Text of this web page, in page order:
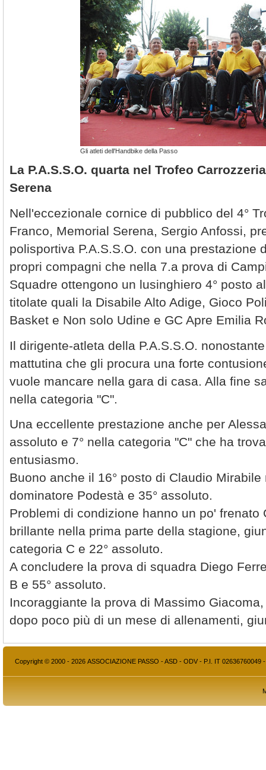
Gli atleti dell'Handbike della Passo
La P.A.S.S.O. quarta nel Trofeo
Serena
Nell'eccezionale cornice di pubblico del 4°
Franco, Memorial Serena, Sergio Anfossi,
polisportiva P.A.S.S.O. con una prestazione
propri compagni che nella 7.a prova di
Squadre ottengono un lusinghiero 4° posto
titolate quali la Disabile Alto Adige, Gioco
Basket e Non solo Udine e GC Apre Emilia
Il dirigente-atleta della P.A.S.S.O.
mattutina che gli procura una forte
vuole mancare nella gara di casa. Alla fine
nella categoria "C".
Una eccellente prestazione anche per
assoluto e 7° nella categoria "C" che ha
entusiasmo.
Buono anche il 16° posto di Claudio
dominatore Podestà e 35° assoluto.
Problemi di condizione hanno un po' frenato
brillante nella prima parte della stagione,
categoria C e 22° assoluto.
A concludere la prova di squadra Diego
B e 55° assoluto.
Incoraggiante la prova di Massimo
dopo poco più di un mese di allenamenti,
Copyright © 2000 - 2026 ASSOCIAZIONE PASSO - ASD - ODV - P.I. IT 02636760049